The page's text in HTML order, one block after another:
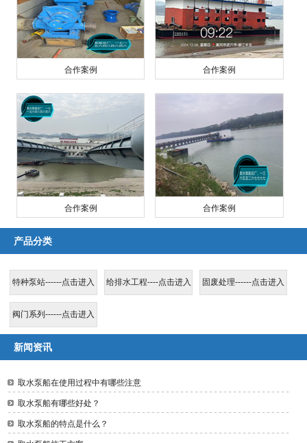
合作案例 合作案例
合作案例 合作案例
产品分类
特种泵站------点击进入 给排水工程----点击进入 固废处理------点击进入
阀门系列------点击进入
新闻资讯
取水泵船在使用过程中有哪些注意
取水泵船有哪些好处？
取水泵船的特点是什么？